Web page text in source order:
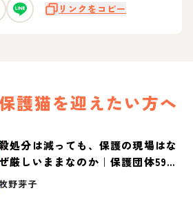
リンクをコピー
護猫を迎えたい方へ
処分は減っても、保護の現場はな
厳しいままなのか｜保護団体59団
体の実態調査【保護犬・保護猫白書
野芽子